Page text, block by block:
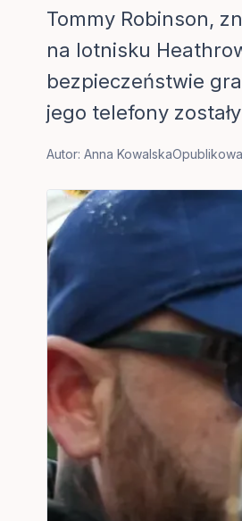
Tommy Robinson,
na lotnisku
bezpieczeństwie
jego telefony
Autor: Anna Kowalska